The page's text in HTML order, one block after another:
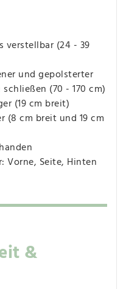
(24 - 39
und gepolsterter
(70 - 170 cm)
(19 cm breit)
(8 cm breit und 19 cm
Vorne, Seite, Hinten
&